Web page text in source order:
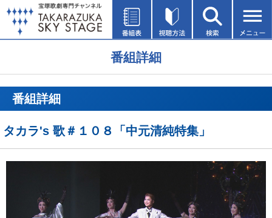
番組詳細
番組詳細
タカラ's 歌＃１０８「中元清純特集」